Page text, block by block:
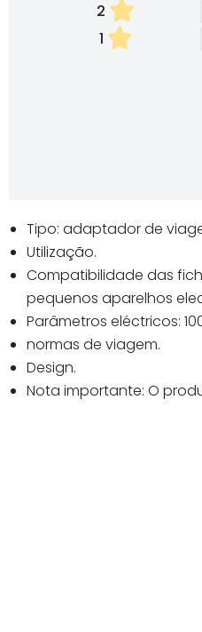
2
1
Tipo: adaptador de
Utilização.
Compatibilidade das
pequenos aparelhos
Parâmetros eléctricos:
normas de viagem.
Design.
Nota importante: O